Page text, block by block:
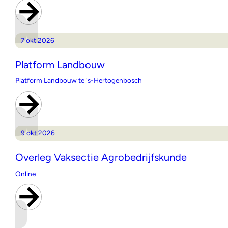
7 okt 2026
Platform Landbouw
Platform Landbouw te 's-Hertogenbosch
9 okt 2026
Overleg Vaksectie Agrobedrijfskunde
Online